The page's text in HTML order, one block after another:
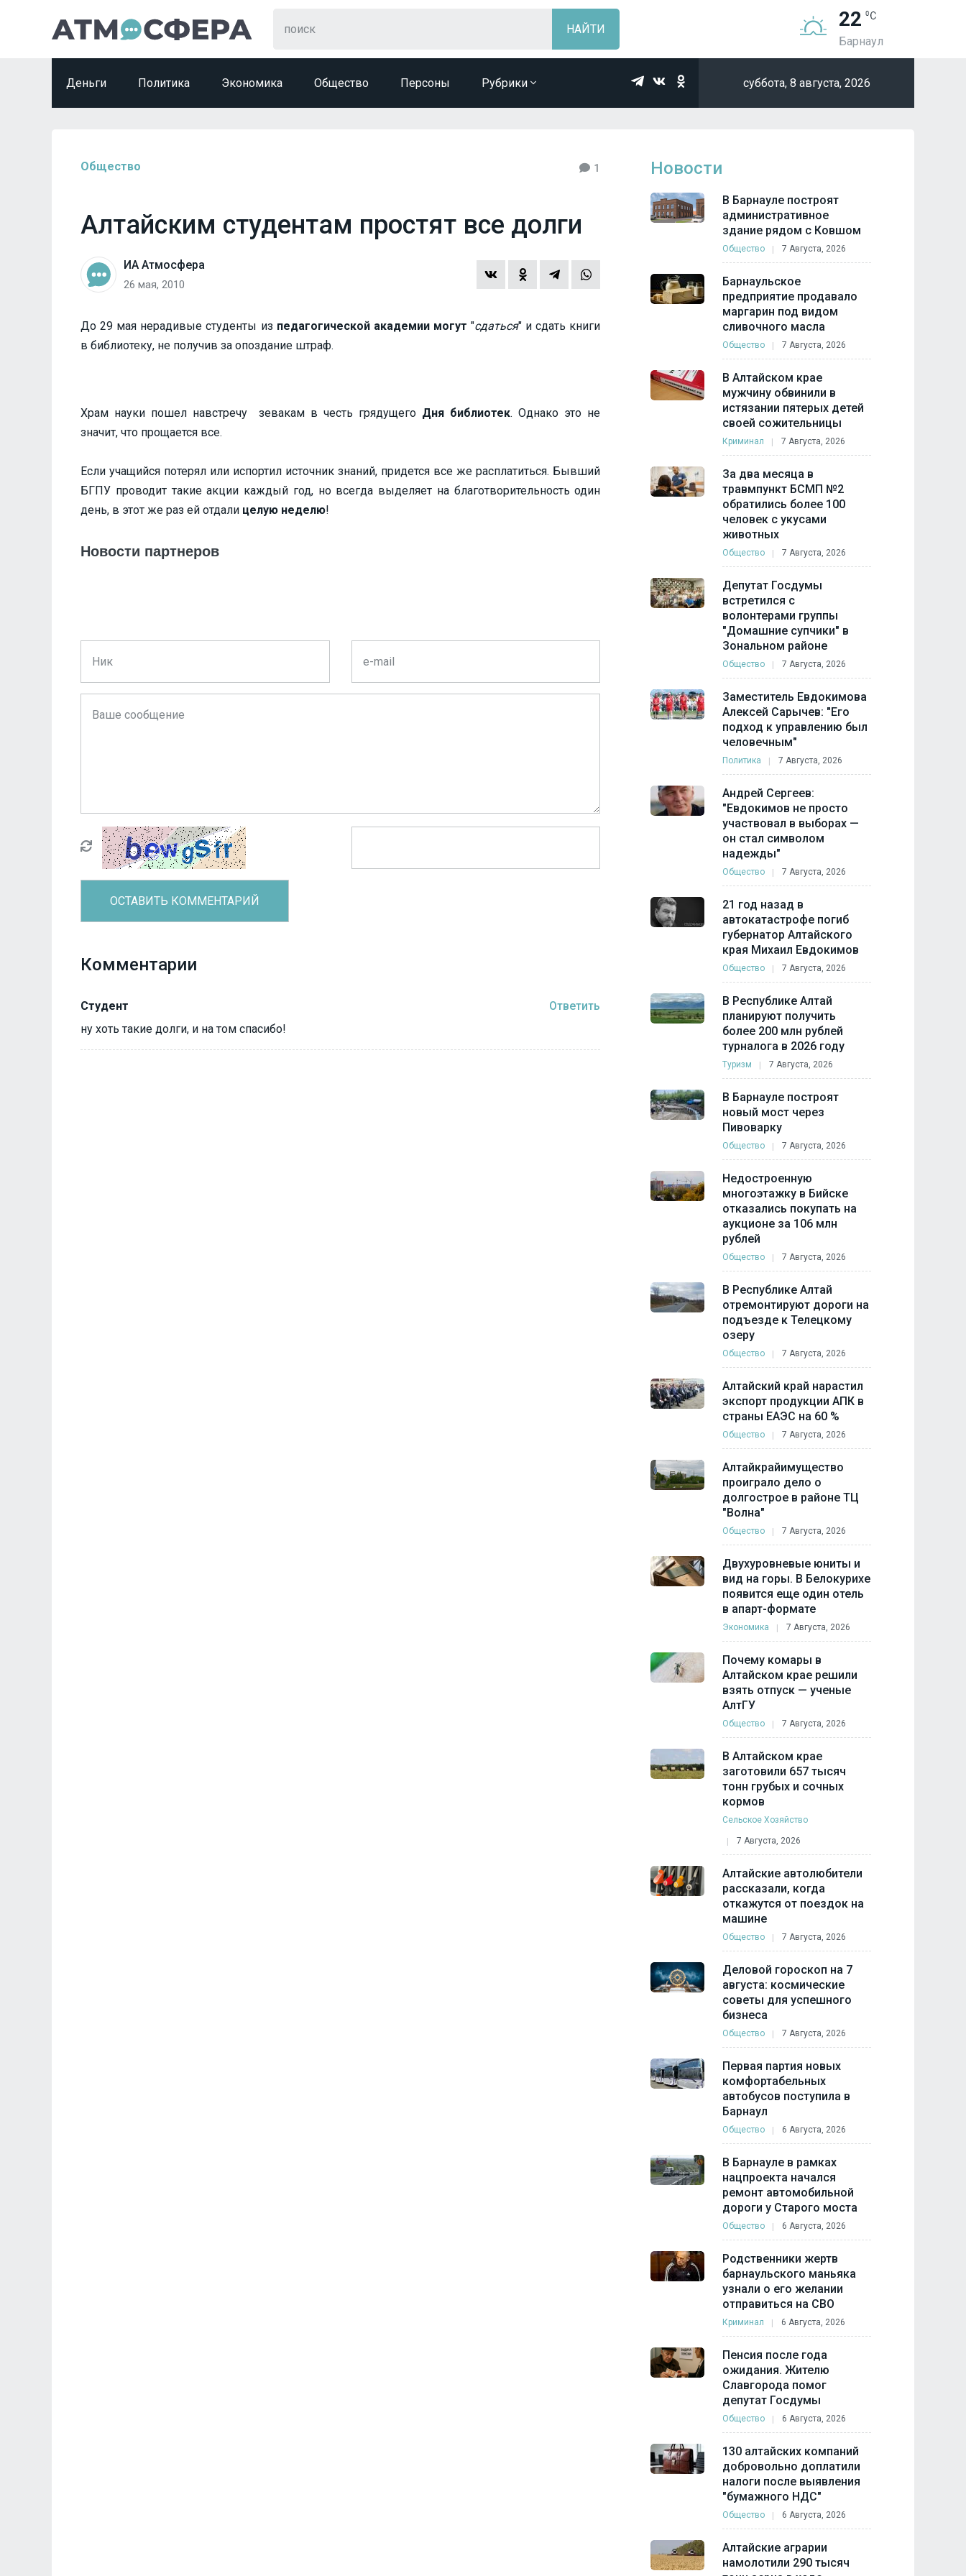
22
Барнаул
Деньги Политика Экономика Общество Персоны Рубрики суббота, 8 августа, 2026
Общество 1
Алтайским студентам простят все долги
ИА Атмосфера
26 мая, 2010
До 29 мая нерадивые студенты из педагогической академии могут "сдаться" и сдать книги
в библиотеку, не получив за опоздание штраф.
Храм науки пошел навстречу зевакам в честь грядущего Дня библиотек. Однако это не
значит, что прощается все.
Если учащийся потерял или испортил источник знаний, придется все же расплатиться. Бывший
БГПУ проводит такие акции каждый год, но всегда выделяет на благотворительность один
день, в этот же раз ей отдали целую неделю!
Новости партнеров
Комментарии
Студент
Ответить
ну хоть такие долги, и на том спасибо!
Новости
В Барнауле построят
административное
здание рядом с Ковшом
Общество 7 Августа, 2026
Барнаульское
предприятие продавало
маргарин под видом
сливочного масла
Общество 7 Августа, 2026
В Алтайском крае
мужчину обвинили в
истязании пятерых детей
своей сожительницы
Криминал 7 Августа, 2026
За два месяца в
травмпункт БСМП №2
обратились более 100
человек с укусами
животных
Общество 7 Августа, 2026
Депутат Госдумы
встретился с
волонтерами группы
"Домашние супчики" в
Зональном районе
Общество 7 Августа, 2026
Заместитель Евдокимова
Алексей Сарычев: "Его
подход к управлению был
человечным"
Политика 7 Августа, 2026
Андрей Сергеев:
"Евдокимов не просто
участвовал в выборах —
он стал символом
надежды"
Общество 7 Августа, 2026
21 год назад в
автокатастрофе погиб
губернатор Алтайского
края Михаил Евдокимов
Общество 7 Августа, 2026
В Республике Алтай
планируют получить
более 200 млн рублей
турналога в 2026 году
Туризм 7 Августа, 2026
В Барнауле построят
новый мост через
Пивоварку
Общество 7 Августа, 2026
Недостроенную
многоэтажку в Бийске
отказались покупать на
аукционе за 106 млн
рублей
Общество 7 Августа, 2026
В Республике Алтай
отремонтируют дороги на
подъезде к Телецкому
озеру
Общество 7 Августа, 2026
Алтайский край нарастил
экспорт продукции АПК в
страны ЕАЭС на 60 %
Общество 7 Августа, 2026
Алтайкрайимущество
проиграло дело о
долгострое в районе ТЦ
"Волна"
Общество 7 Августа, 2026
Двухуровневые юниты и
вид на горы. В Белокурихе
появится еще один отель
в апарт-формате
Экономика 7 Августа, 2026
Почему комары в
Алтайском крае решили
взять отпуск — ученые
АлтГУ
Общество 7 Августа, 2026
В Алтайском крае
заготовили 657 тысяч
тонн грубых и сочных
кормов
Сельское Хозяйство
7 Августа, 2026
Алтайские автолюбители
рассказали, когда
откажутся от поездок на
машине
Общество 7 Августа, 2026
Деловой гороскоп на 7
августа: космические
советы для успешного
бизнеса
Общество 7 Августа, 2026
Первая партия новых
комфортабельных
автобусов поступила в
Барнаул
Общество 6 Августа, 2026
В Барнауле в рамках
нацпроекта начался
ремонт автомобильной
дороги у Старого моста
Общество 6 Августа, 2026
Родственники жертв
барнаульского маньяка
узнали о его желании
отправиться на СВО
Криминал 6 Августа, 2026
Пенсия после года
ожидания. Жителю
Славгорода помог
депутат Госдумы
Общество 6 Августа, 2026
130 алтайских компаний
добровольно доплатили
налоги после выявления
"бумажного НДС"
Общество 6 Августа, 2026
Алтайские аграрии
намолотили 290 тысяч